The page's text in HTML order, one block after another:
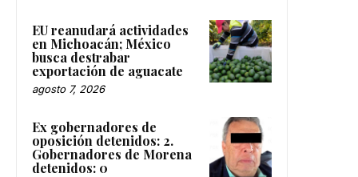
EU reanudará actividades
en Michoacán; México
busca destrabar
exportación de aguacate
agosto 7, 2026
Ex gobernadores de
oposición detenidos: 2.
Gobernadores de Morena
detenidos: 0